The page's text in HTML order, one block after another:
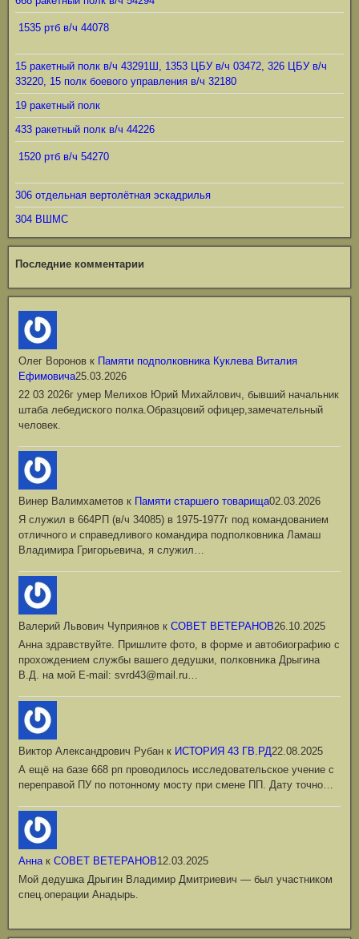
1535 ртб в/ч 44078
15 ракетный полк в/ч 43291Ш, 1353 ЦБУ в/ч 03472, 326 ЦБУ в/ч
33220, 15 полк боевого управления в/ч 32180
19 ракетный полк
433 ракетный полк в/ч 44226
1520 ртб в/ч 54270
306 отдельная вертолётная эскадрилья
304 ВШМС
Последние комментарии
Олег Воронов к Памяти подполковника Куклева Виталия
Ефимовича25.03.2026
22 03 2026г умер Мелихов Юрий Михайлович, бывший начальник
штаба лебедиского полка.Образцовий офицер,замечательный
человек.
Винер Валимхаметов к Памяти старшего товарища02.03.2026
Я служил в 664РП (в/ч 34085) в 1975-1977г под командованием
отличного и справедливого командира подполковника Ламаш
Владимира Григорьевича, я служил…
Валерий Львович Чуприянов к СОВЕТ ВЕТЕРАНОВ26.10.2025
Анна здравствуйте. Пришлите фото, в форме и автобиографию с
прохождением службы вашего дедушки, полковника Дрыгина
В.Д. на мой Е-mail: svrd43@mail.ru…
Виктор Александрович Рубан к ИСТОРИЯ 43 ГВ.РД22.08.2025
А ещё на базе 668 рп проводилось исследовательское учение с
переправой ПУ по потонному мосту при смене ПП. Дату точно…
Аннак СОВЕТ ВЕТЕРАНОВ12.03.2025
Мой дедушка Дрыгин Владимир Дмитриевич — был участником
спец.операции Анадырь.